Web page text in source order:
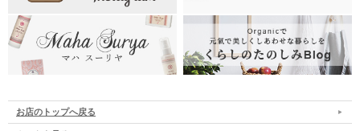
お店のトップへ戻る